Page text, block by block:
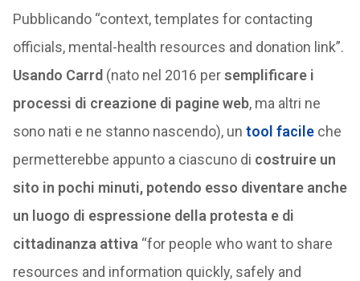
Pubblicando “context, templates for contacting
officials, mental-health resources and donation link”.
Usando Carrd (nato nel 2016 persemplificare i
processi di creazione di pagine web, ma altri ne
sono nati e ne stanno nascendo), un tool facileche
permetterebbe appunto a ciascuno di costruire un
sito in pochi minuti, potendo esso diventare anche
un luogo di espressione della protesta e di
cittadinanza attiva “for people who want to share
resources and information quickly, safely and